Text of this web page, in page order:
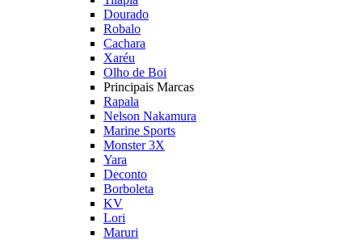
Dourado
Robalo
Cachara
Xaréu
Olho de Boi
Principais Marcas
Rapala
Nelson Nakamura
Marine Sports
Monster 3X
Yara
Deconto
Borboleta
KV
Lori
Maruri